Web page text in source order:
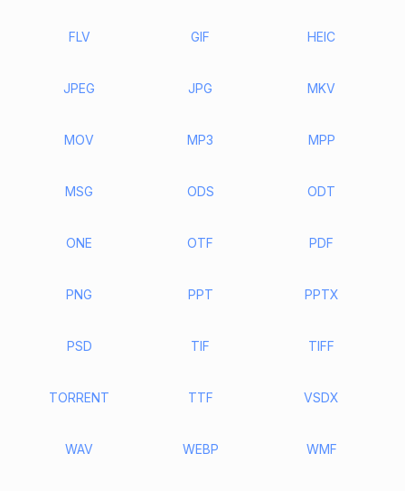
FLV GIF HEIC
JPEG JPG MKV
MOV MP3 MPP
MSG ODS ODT
ONE OTF PDF
PNG PPT PPTX
PSD TIF TIFF
TORRENT TTF VSDX
WAV WEBP WMF